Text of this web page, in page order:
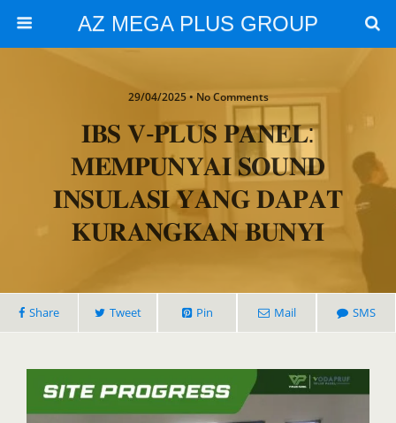
AZ MEGA PLUS GROUP
29/04/2025 • No Comments
𝐈𝐁𝐒 𝐕-𝐏𝐋𝐔𝐒 𝐏𝐀𝐍𝐄𝐋:
𝐌𝐄𝐌𝐏𝐔𝐍𝐘𝐀𝐈 𝐒𝐎𝐔𝐍𝐃
𝐈𝐍𝐒𝐔𝐋𝐀𝐒𝐈 𝐘𝐀𝐍𝐆 𝐃𝐀𝐏𝐀𝐓
𝐊𝐔𝐑𝐀𝐍𝐆𝐊𝐀𝐍 𝐁𝐔𝐍𝐘𝐈
Share Tweet Pin Mail SMS